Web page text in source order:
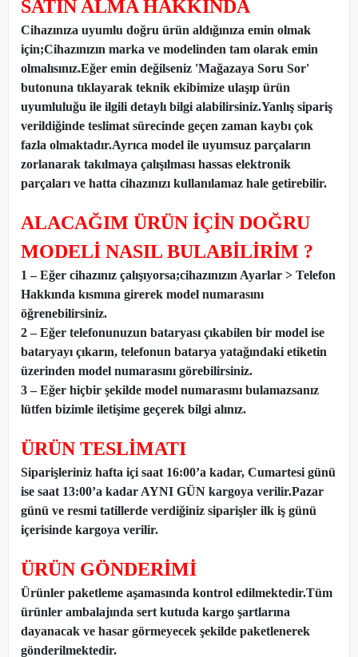
SATIN ALMA HAKKINDA
Cihazınıza uyumlu doğru ürün aldığınıza emin olmak
için;Cihazınızın marka ve modelinden tam olarak emin
olmalısınız.Eğer emin değilseniz 'Mağazaya Soru Sor'
butonuna tıklayarak teknik ekibimize ulaşıp ürün
uyumluluğu ile ilgili detaylı bilgi alabilirsiniz.Yanlış sipariş
verildiğinde teslimat sürecinde geçen zaman kaybı çok
fazla olmaktadır.Ayrıca model ile uyumsuz parçaların
zorlanarak takılmaya çalışılması hassas elektronik
parçaları ve hatta cihazınızı kullanılamaz hale getirebilir.
ALACAĞIM ÜRÜN İÇİN DOĞRU
MODELİ NASIL BULABİLİRİM ?
1 – Eğer cihazınız çalışıyorsa;cihazınızın Ayarlar > Telefon
Hakkında kısmına girerek model numarasını
öğrenebilirsiniz.
2 – Eğer telefonunuzun bataryası çıkabilen bir model ise
bataryayı çıkarın, telefonun batarya yatağındaki etiketin
üzerinden model numarasını görebilirsiniz.
3 – Eğer hiçbir şekilde model numarasını bulamazsanız
lütfen bizimle iletişime geçerek bilgi alınız.
ÜRÜN TESLİMATI
Siparişleriniz hafta içi saat 16:00’a kadar, Cumartesi günü
ise saat 13:00’a kadar AYNI GÜN kargoya verilir.Pazar
günü ve resmi tatillerde verdiğiniz siparişler ilk iş günü
içerisinde kargoya verilir.
ÜRÜN GÖNDERİMİ
Ürünler paketleme aşamasında kontrol edilmektedir.Tüm
ürünler ambalajında sert kutuda kargo şartlarına
dayanacak ve hasar görmeyecek şekilde paketlenerek
gönderilmektedir.